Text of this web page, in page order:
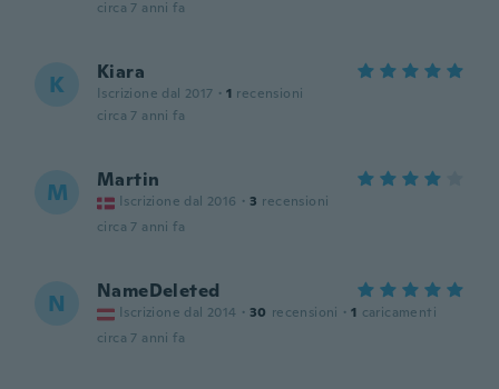
circa 7 anni fa
K Kiara
Iscrizione dal 2017 · 1 recensioni
circa 7 anni fa
M Martin
Iscrizione dal 2016 · 3 recensioni
circa 7 anni fa
N NameDeleted
Iscrizione dal 2014 · 30 recensioni · 1 caricamenti
circa 7 anni fa